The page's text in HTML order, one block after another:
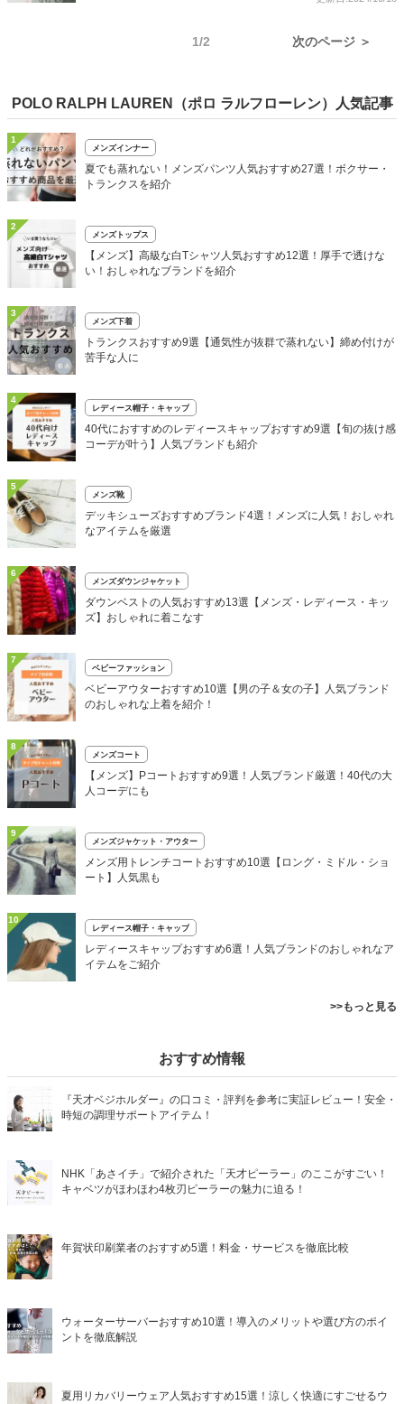
1/2 次のページ ＞
POLO RALPH LAUREN（ポロ ラルフローレン）人気記事
1
メンズインナー
夏でも蒸れない！メンズパンツ人気おすすめ27選！ボクサー・
トランクスを紹介
2
メンズトップス
【メンズ】高級な白Tシャツ人気おすすめ12選！厚手で透けな
い！おしゃれなブランドを紹介
3
メンズ下着
トランクスおすすめ9選【通気性が抜群で蒸れない】締め付けが
苦手な人に
4
レディース帽子・キャップ
40代におすすめのレディースキャップおすすめ9選【旬の抜け感
コーデが叶う】人気ブランドも紹介
5
メンズ靴
デッキシューズおすすめブランド4選！メンズに人気！おしゃれ
なアイテムを厳選
6
メンズダウンジャケット
ダウンベストの人気おすすめ13選【メンズ・レディース・キッ
ズ】おしゃれに着こなす
7
ベビーファッション
ベビーアウターおすすめ10選【男の子＆女の子】人気ブランド
のおしゃれな上着を紹介！
8
メンズコート
【メンズ】Pコートおすすめ9選！人気ブランド厳選！40代の大
人コーデにも
9
メンズジャケット・アウター
メンズ用トレンチコートおすすめ10選【ロング・ミドル・ショ
ート】人気黒も
10
レディース帽子・キャップ
レディースキャップおすすめ6選！人気ブランドのおしゃれなア
イテムをご紹介
>>もっと見る
おすすめ情報
『天才ベジホルダー』の口コミ・評判を参考に実証レビュー！安全・
時短の調理サポートアイテム！
NHK「あさイチ」で紹介された「天才ピーラー」のここがすごい！
キャベツがほわほわ4枚刃ピーラーの魅力に迫る！
年賀状印刷業者のおすすめ5選！料金・サービスを徹底比較
ウォーターサーバーおすすめ10選！導入のメリットや選び方のポイ
ントを徹底解説
夏用リカバリーウェア人気おすすめ15選！涼しく快適にすごせるウ